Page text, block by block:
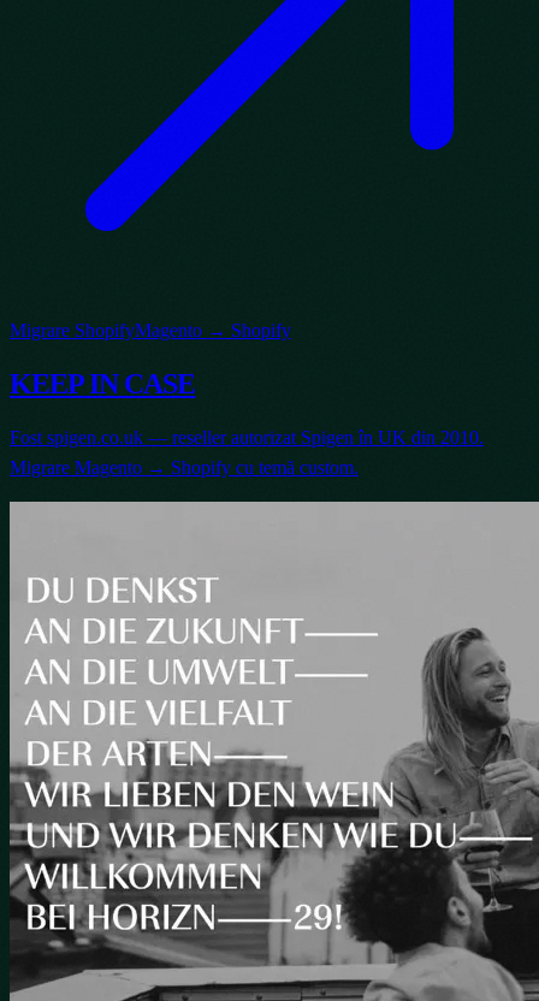
Migrare ShopifyMagento → Shopify
KEEP IN CASE
Fost spigen.co.uk — reseller autorizat Spigen în UK din 2010.
Migrare Magento → Shopify cu temă custom.